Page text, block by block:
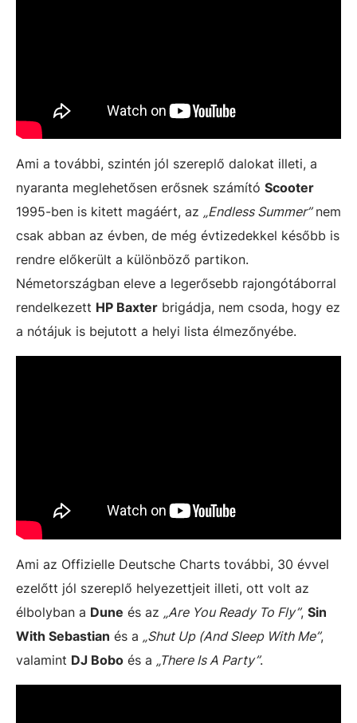
Ami a további, szintén jól szereplő dalokat illeti, a
nyaranta meglehetősen erősnek számító Scooter
1995-ben is kitett magáért, az „Endless Summer”nem
csak abban az évben, de még évtizedekkel később is
rendre előkerült a különböző partikon.
Németországban eleve a legerősebb rajongótáborral
rendelkezett HP Baxter brigádja, nem csoda, hogy ez
a nótájuk is bejutott a helyi lista élmezőnyébe.
Ami az Offizielle Deutsche Charts további, 30 évvel
ezelőtt jól szereplő helyezettjeit illeti, ott volt az
élbolyban a Dune és az „Are You Ready To Fly”, Sin
With Sebastian és a „Shut Up (And Sleep With Me”,
valamint DJ Bobo és a „There Is A Party”.